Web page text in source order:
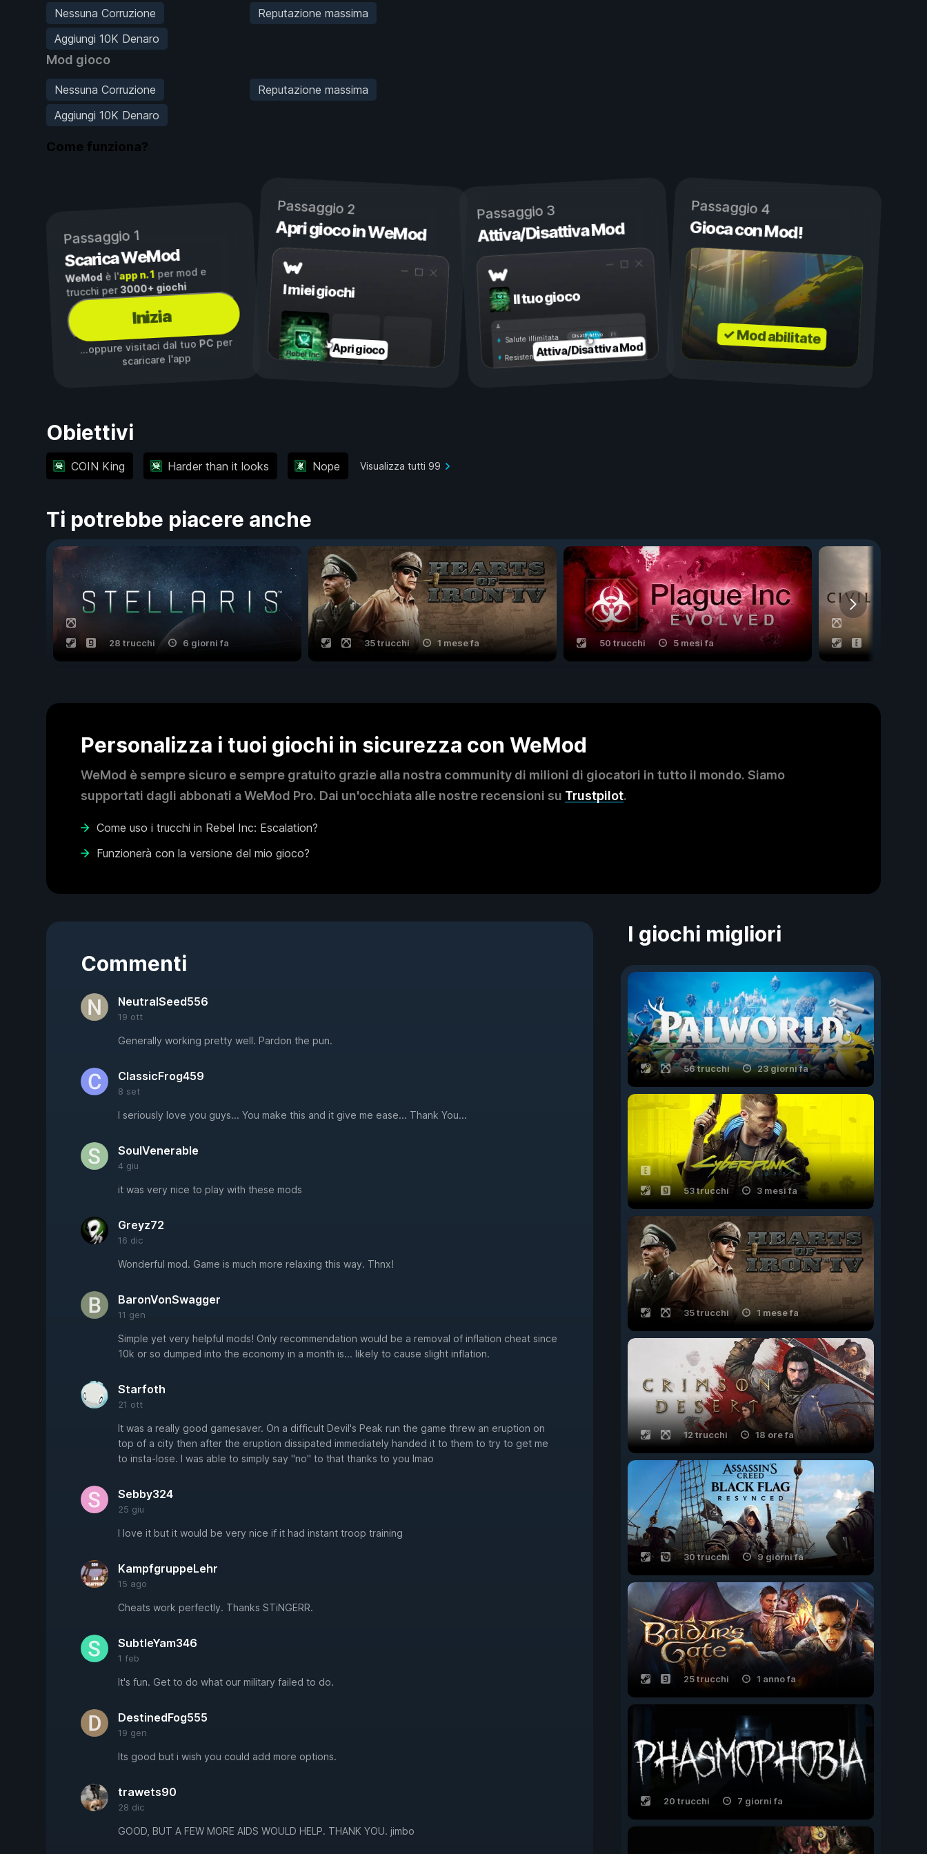
Nessuna Corruzione
Reputazione massima
Aggiungi 10K Denaro
Mod gioco
Nessuna Corruzione
Reputazione massima
Aggiungi 10K Denaro
Come funziona?
Passaggio 1
Scarica WeMod
WeMod è l'app n. 1per mod e
trucchi per3000+ giochi
Inizia
...oppure visitaci dal tuo PCper
scaricare l'app
Passaggio 2
Apri gioco in WeMod
I miei giochi
Apri gioco
Passaggio 3
Attiva/Disattiva Mod
Il tuo gioco
Attivo
Disattivo
Salute illimitata
Resistenza illimitata
Attiva/Disattiva Mod
Passaggio 4
Gioca con Mod!
✓ Mod abilitate
Obiettivi
COIN King Harder than it looks Nope Visualizza tutti 99
Ti potrebbe piacere anche
28 trucchi 6 giorni fa 35 trucchi 1 mese fa 50 trucchi 5 mesi fa
Personalizza i tuoi giochi in sicurezza con WeMod
WeMod è sempre sicuro e sempre gratuito grazie alla nostra community di milioni di giocatori in tutto il mondo. Siamo
supportati dagli abbonati a WeMod Pro. Dai un'occhiata alle nostre recensioni su Trustpilot.
Come uso i trucchi in Rebel Inc: Escalation?
Funzionerà con la versione del mio gioco?
Commenti
NeutralSeed556
19 ott
Generally working pretty well. Pardon the pun.
ClassicFrog459
8 set
I seriously love you guys... You make this and it give me ease... Thank You...
SoulVenerable
4 giu
it was very nice to play with these mods
Greyz72
16 dic
Wonderful mod. Game is much more relaxing this way. Thnx!
BaronVonSwagger
11 gen
Simple yet very helpful mods! Only recommendation would be a removal of inflation cheat since
10k or so dumped into the economy in a month is... likely to cause slight inflation.
Starfoth
21 ott
It was a really good gamesaver. On a difficult Devil's Peak run the game threw an eruption on
top of a city then after the eruption dissipated immediately handed it to them to try to get me
to insta-lose. I was able to simply say "no" to that thanks to you lmao
Sebby324
25 giu
I love it but it would be very nice if it had instant troop training
KampfgruppeLehr
15 ago
Cheats work perfectly. Thanks STiNGERR.
SubtleYam346
1 feb
It's fun. Get to do what our military failed to do.
DestinedFog555
19 gen
Its good but i wish you could add more options.
trawets90
28 dic
GOOD, BUT A FEW MORE AIDS WOULD HELP. THANK YOU. jimbo
I giochi migliori
56 trucchi 23 giorni fa
53 trucchi 3 mesi fa
35 trucchi 1 mese fa
12 trucchi 18 ore fa
30 trucchi 9 giorni fa
25 trucchi 1 anno fa
20 trucchi 7 giorni fa